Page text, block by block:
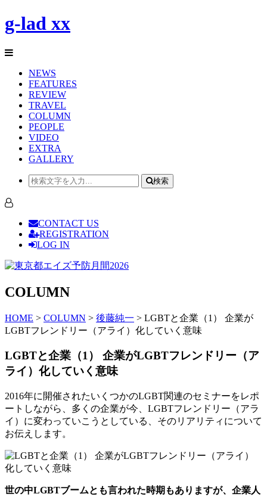
g-lad xx
NEWS
FEATURES
REVIEW
TRAVEL
COLUMN
PEOPLE
VIDEO
EXTRA
GALLERY
検索
CONTACT US
REGISTRATION
LOG IN
COLUMN
HOME > COLUMN > 後藤純一 > LGBTと企業（1） 企業が
LGBTフレンドリー（アライ）化していく意味
LGBTと企業（1） 企業がLGBTフレンドリー（ア
ライ）化していく意味
2016年に開催されたいくつかのLGBT関連のセミナーをレポ
ートしながら、多くの企業が今、LGBTフレンドリー（アラ
イ）に変わっていこうとしている、そのリアリティについて
お伝えします。
世の中LGBTブームとも言われた時期もありますが、企業人